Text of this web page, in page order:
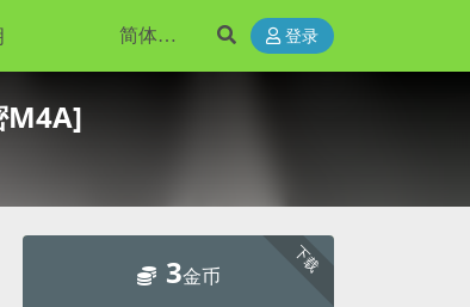
登录
M4A]
下载
3金币